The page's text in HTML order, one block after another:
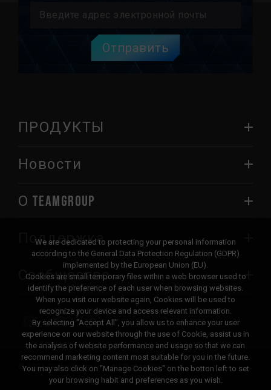
Отправить
ПРОДУКТЫ
Новости
О TEAMGROUP
Поддержка
Сообщество
© 2026 Team Group Inc. All Rights Reserved.
We are dedicated to protecting your personal information
according to the General Data Protection Regulation (GDPR)
implemented by the European Union (EU).
Cookies are small temporary files within a web browser used to
identify the preference of each user when browsing websites.
When you visit our website again, Cookies will be used to
recognize your device and access relevant information.
By selecting "Accept All", you allow us to enhance your user
experience on our website through the use of Cookie, assist us in
the analysis of website performance and usage so that we can
recommend marketing content most suitable for you in the future.
You may also click on "Manage Cookies" on the botton left to set
your browsing habit and preferences as you wish.